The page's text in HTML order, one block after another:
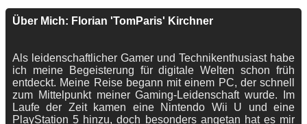
Über Mich: Florian 'TomParis' Kirchner
Als leidenschaftlicher Gamer und Technikenthusiast habe
ich meine Begeisterung für digitale Welten schon früh
entdeckt. Meine Reise begann mit einem PC, der schnell
zum Mittelpunkt meiner Gaming-Leidenschaft wurde. Im
Laufe der Zeit kamen eine Nintendo Wii U und eine
PlayStation 5 hinzu, doch besonders angetan hat es mir